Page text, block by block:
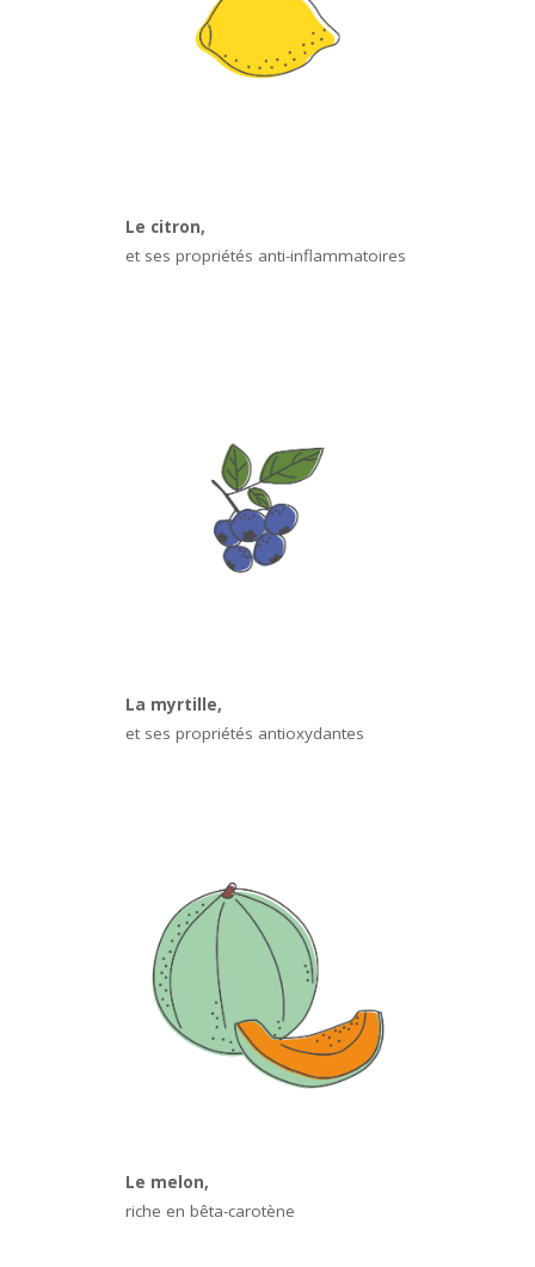
Le citron,
et ses propriétés anti-inflammatoires
La myrtille,
et ses propriétés antioxydantes
Le melon,
riche en bêta-carotène